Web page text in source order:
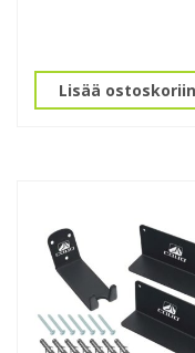
Lisää ostoskoriin